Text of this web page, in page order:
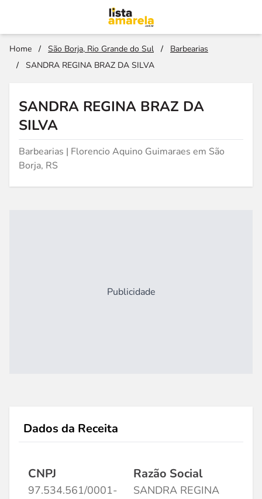
Home / São Borja, Rio Grande do Sul /
Barbearias
/
SANDRA REGINA BRAZ DA SILVA
SANDRA REGINA BRAZ DA
SILVA
Barbearias | Florencio Aquino Guimaraes em São
Borja, RS
Publicidade
Dados da Receita
CNPJ
97.534.561/0001-
Razão Social
SANDRA REGINA